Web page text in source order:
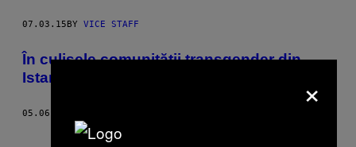
07.03.15BY VICE STAFF
În culisele comunității transgender din
Istanbul
05.06.15
×